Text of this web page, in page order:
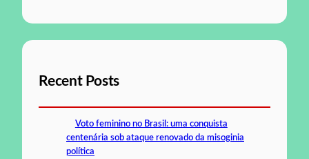
Recent Posts
Voto feminino no Brasil: uma conquista
centenária sob ataque renovado da misoginia
política